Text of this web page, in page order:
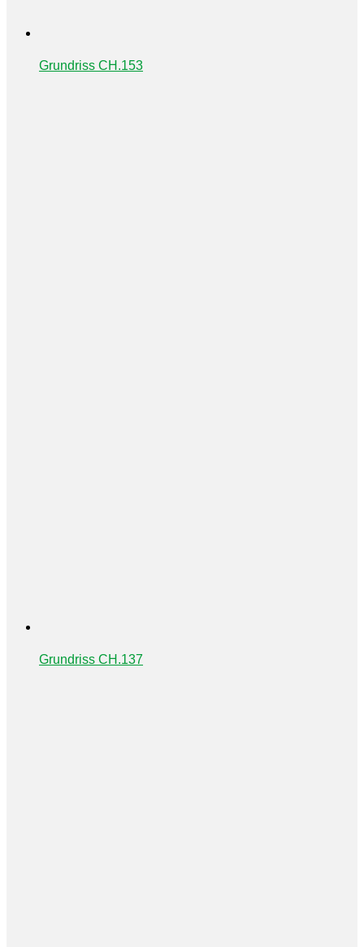
Grundriss CH.153
Grundriss CH.137